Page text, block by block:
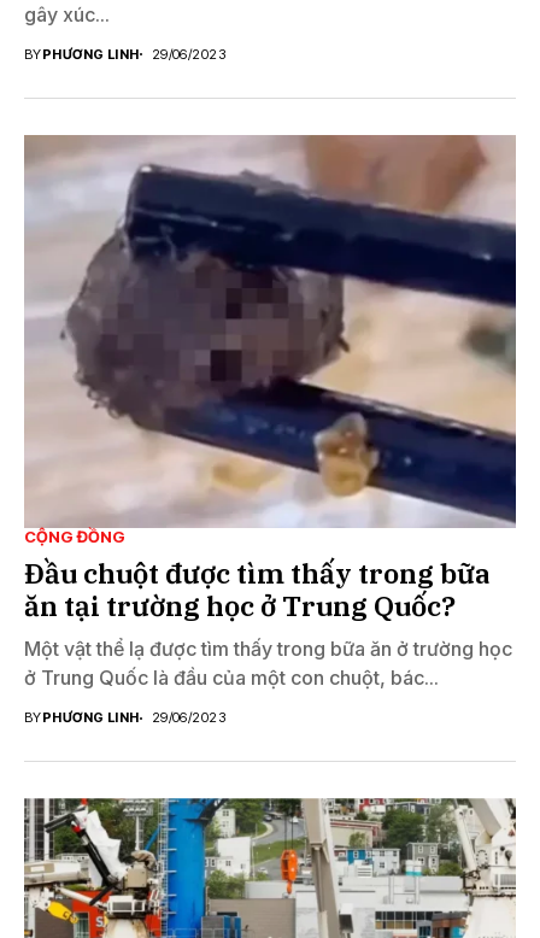
gây xúc...
BYPHƯƠNG LINH 29/06/2023
CỘNG ĐỒNG
Đầu chuột được tìm thấy trong bữa
ăn tại trường học ở Trung Quốc?
Một vật thể lạ được tìm thấy trong bữa ăn ở trường học
ở Trung Quốc là đầu của một con chuột, bác...
BYPHƯƠNG LINH 29/06/2023